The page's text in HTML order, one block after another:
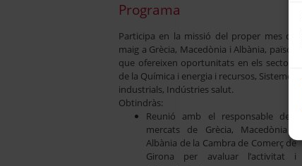
Programa
Participa en la missió del proper mes de
maig a Grècia, Macedònia i Albània, països
que ofereixen oportunitats en els sectors
de la Química i energia i recursos, Sistemes
industrials, Indústries salut.
Obtindràs:
Reunió amb el responsable dels
mercats de Grècia, Macedònia i
Albània de la Cambra de Comerç de
Girona per avaluar l’activitat i